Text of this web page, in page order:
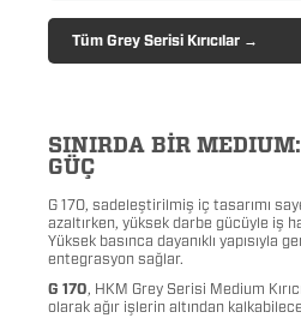
Tüm Grey Serisi Kırıcılar →
SINIRDA BİR
GÜÇ
G 170, sadeleştirilmiş iç tasarımı
azaltırken, yüksek darbe gücüyle iş
Yüksek basınca dayanıklı yapısıyla
entegrasyon sağlar.
G 170, HKM Grey Serisi Medium
olarak ağır işlerin altından